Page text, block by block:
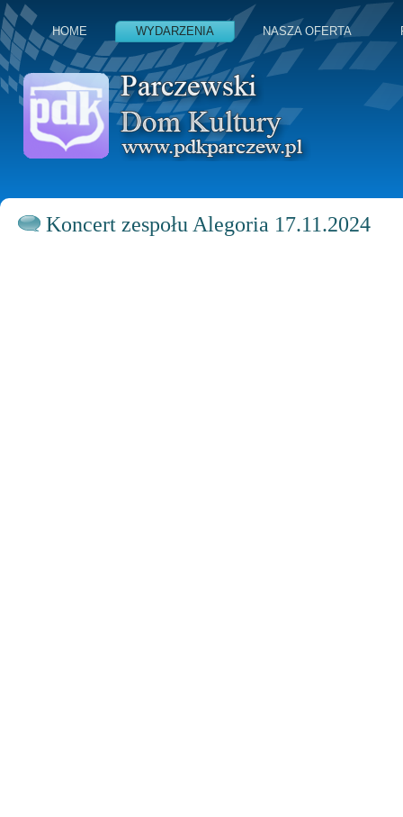
HOME WYDARZENIA NASZA OFERTA
Koncert zespołu Alegoria 17.11.2024